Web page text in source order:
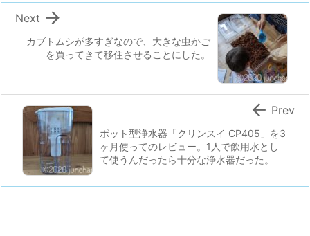
カブトムシが多すぎなので、大きな虫かご
を買ってきて移住させることにした。

Next
ポット型浄水器「クリンスイ CP405」を3
ヶ月使ってのレビュー。1人で飲用水とし
て使うんだったら十分な浄水器だった。
 Prev